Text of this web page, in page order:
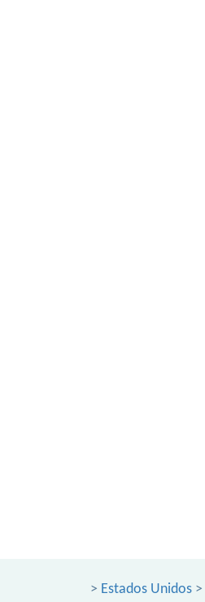
> Estados Unidos >